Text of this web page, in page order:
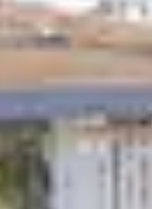
adjacentes
à la
par la rue,
au pays des
de l’Asma,
l’ancien,